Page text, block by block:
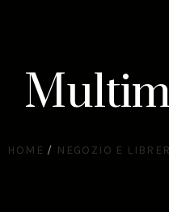
HOME / NEGOZIO E